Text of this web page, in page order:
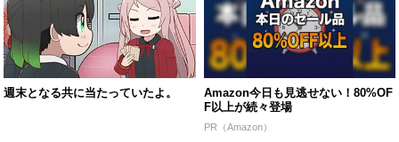
週末となる共に当たっていたよ。
Amazon今日も見逃せない！80%OF
F以上が続々登場
PR（Amazon）